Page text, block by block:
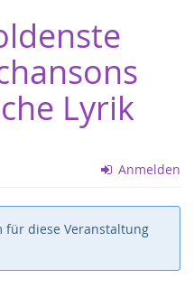
Lyrik
Anmelden
für diese Veranstaltung